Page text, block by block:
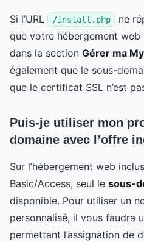
Si l’URL /install.php
ne
que votre hébergement
dans la section Gérer ma
également que le sous-
que le certificat SSL n’est
Puis-je utiliser mon
domaine avec l’offre
Sur l’hébergement web
Basic/Access, seul le sous-
disponible. Pour utiliser un
personnalisé, il vous faudra
permettant l’assignation de